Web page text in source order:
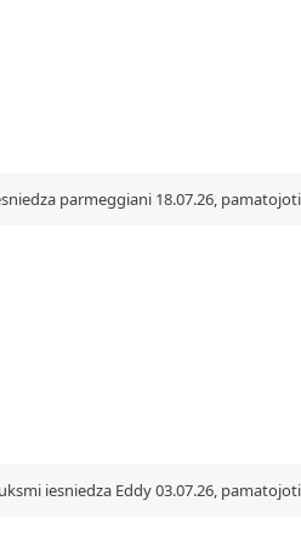
parmeggiani 18.07.26,
iesniedza Eddy 03.07.26,